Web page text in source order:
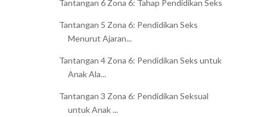
Tantangan 6 Zona 6: Tahap Pendidikan Seks
Tantangan 5 Zona 6: Pendidikan Seks
Menurut Ajaran...
Tantangan 4 Zona 6: Pendidikan Seks untuk
Anak Ala...
Tantangan 3 Zona 6: Pendidikan Seksual
untuk Anak ...